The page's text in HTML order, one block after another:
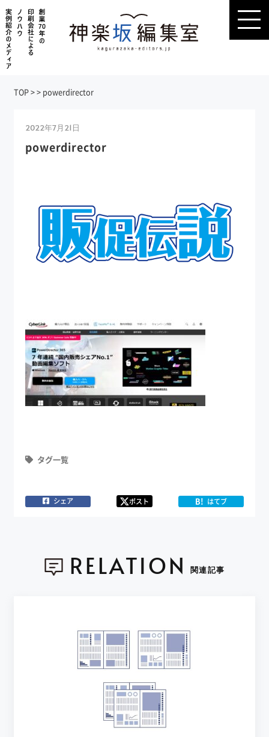
TOP>> powerdirector
2022年7月21日
powerdirector
タグ一覧
シェア ポスト B! はてブ
RELATION 関連記事